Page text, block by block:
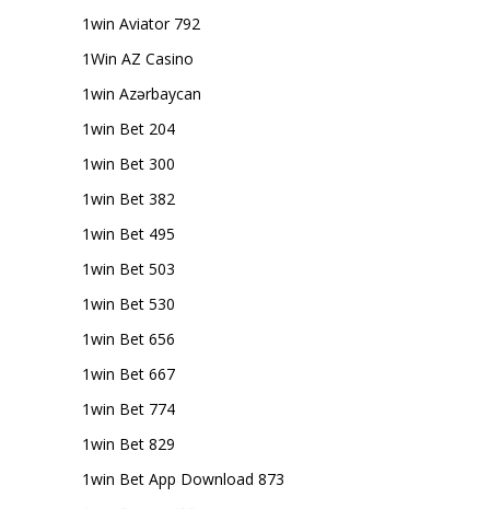
1win Aviator 792
1Win AZ Casino
1win Azərbaycan
1win Bet 204
1win Bet 300
1win Bet 382
1win Bet 495
1win Bet 503
1win Bet 530
1win Bet 656
1win Bet 667
1win Bet 774
1win Bet 829
1win Bet App Download 873